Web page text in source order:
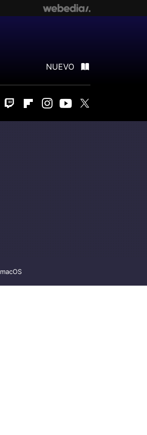
NUEVO
Twitch FlipboardInstagram
Youtube
macOS